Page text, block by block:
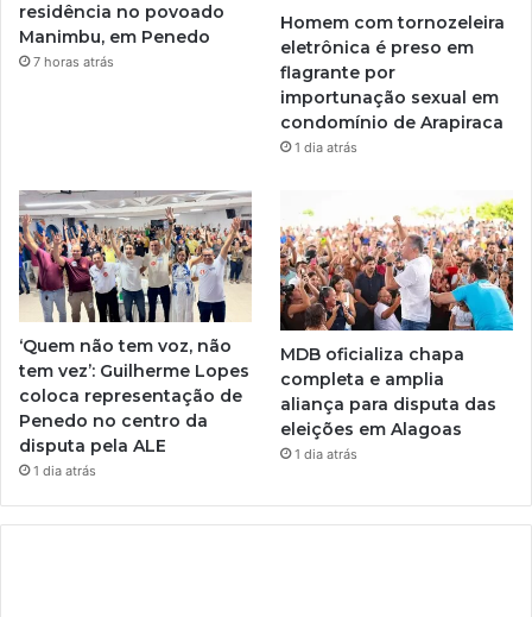
residência no povoado
Manimbu, em Penedo
7 horas atrás
Homem com tornozeleira
eletrônica é preso em
flagrante por
importunação sexual em
condomínio de Arapiraca
1 dia atrás
‘Quem não tem voz, não
tem vez’: Guilherme Lopes
coloca representação de
Penedo no centro da
disputa pela ALE
1 dia atrás
MDB oficializa chapa
completa e amplia
aliança para disputa das
eleições em Alagoas
1 dia atrás